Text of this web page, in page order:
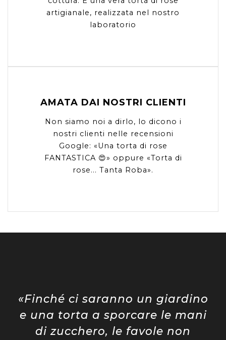
artigianale, realizzata nel nostro
laboratorio
AMATA DAI NOSTRI CLIENTI
Non siamo noi a dirlo, lo dicono i
nostri clienti nelle recensioni
Google: «Una torta di rose
FANTASTICA 😍» oppure «Torta di
rose... Tanta Roba».
«Finché ci saranno un giardino
e una torta a sporcare le mani
di zucchero, le favole non